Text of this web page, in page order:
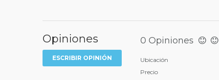
Opiniones
ESCRIBIR OPINIÓN
0 Opiniones
Ubicación
Precio